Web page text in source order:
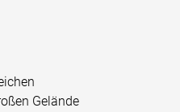
Gelände